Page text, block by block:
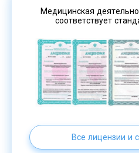
Медицинская
соответствует
Все лицензии и